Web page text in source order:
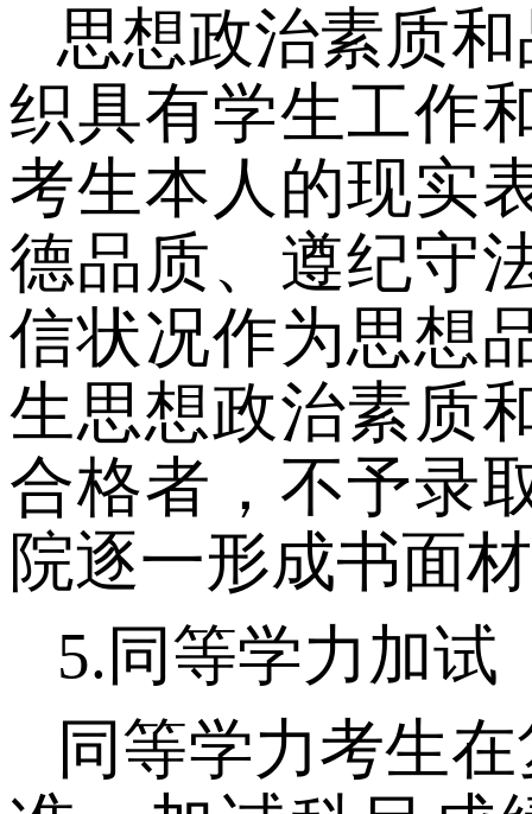
思想政治素质和
织具有学生工作
考生本人的现实
德品质、遵纪守
信状况作为思想
生思想政治素质
合格者，不予录
院逐一形成书面
5. 同等学力加试
同等学力考生